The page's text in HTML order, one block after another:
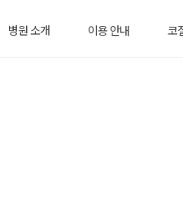
병원 소개 이용 안내 코